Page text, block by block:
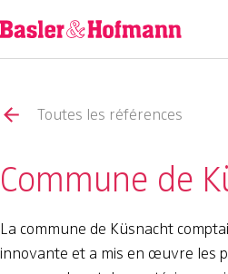
Toutes les références
Commune de
La commune de Küsnacht
innovante et a mis en œuvre les